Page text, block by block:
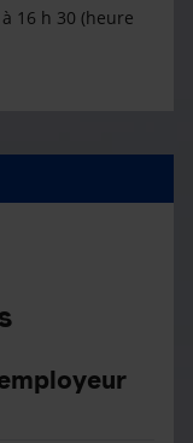
16 h 30 (heure